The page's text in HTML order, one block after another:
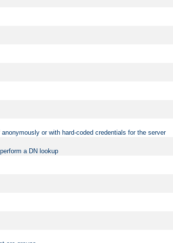
or with hard-coded credentials for the server
a DN lookup